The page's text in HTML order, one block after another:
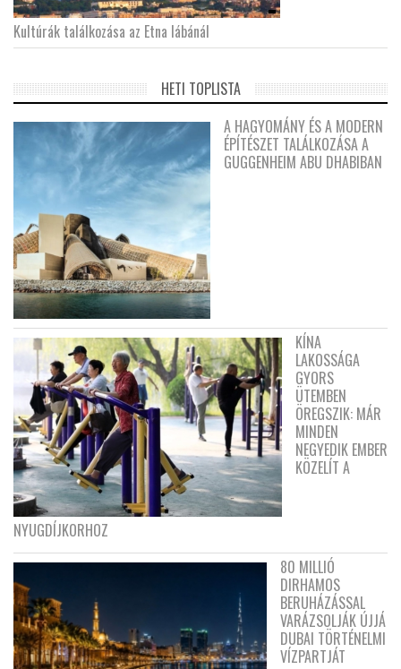
Kultúrák találkozása az Etna lábánál
HETI TOPLISTA
A HAGYOMÁNY ÉS A MODERN
ÉPÍTÉSZET TALÁLKOZÁSA A
GUGGENHEIM ABU DHABIBAN
KÍNA
LAKOSSÁGA
GYORS
ÜTEMBEN
ÖREGSZIK: MÁR
MINDEN
NEGYEDIK EMBER
KÖZELÍT A
NYUGDÍJKORHOZ
80 MILLIÓ
DIRHAMOS
BERUHÁZÁSSAL
VARÁZSOLJÁK ÚJJÁ
DUBAI TÖRTÉNELMI
VÍZPARTJÁT